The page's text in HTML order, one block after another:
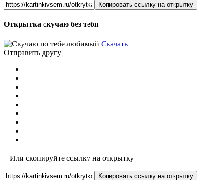
Копировать ссылку на открытку
Открытка скучаю без тебя
Скачать
Отправить другу
Или скопируйте ссылку на открытку
Копировать ссылку на открытку